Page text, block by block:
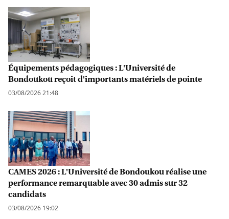
Équipements pédagogiques : L'Université de
Bondoukou reçoit d'importants matériels de pointe
03/08/2026 21:48
CAMES 2026 : L'Université de Bondoukou réalise une
performance remarquable avec 30 admis sur 32
candidats
03/08/2026 19:02